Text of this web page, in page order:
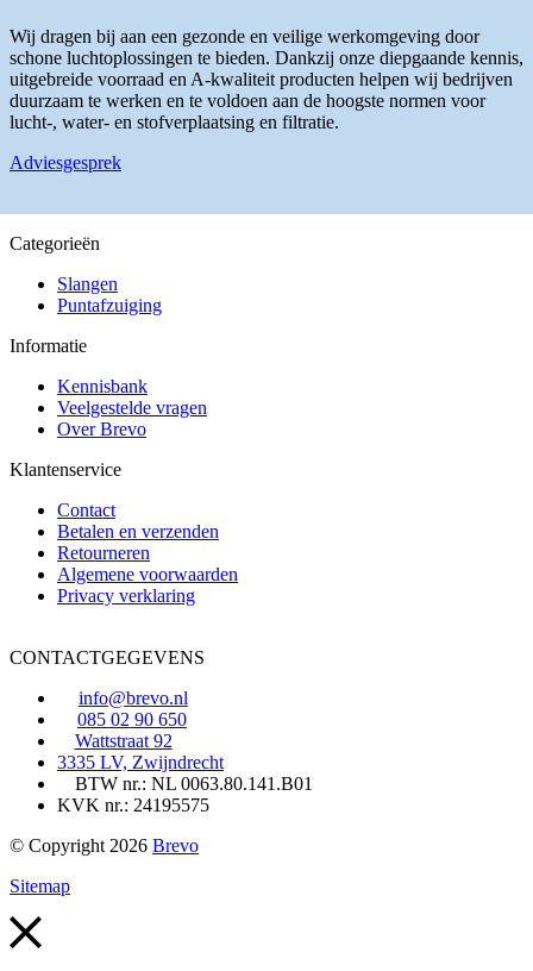
productpaginaoptie
kan
gekozen
worden
Wij dragen bij aan een gezonde en veilige werkomgeving door
schone luchtoplossingen te bieden. Dankzij onze diepgaande kennis,
uitgebreide voorraad en A-kwaliteit producten helpen wij bedrijven
duurzaam te werken en te voldoen aan de hoogste normen voor
lucht-, water- en stofverplaatsing en filtratie.
Adviesgesprek
Categorieën
Slangen
Puntafzuiging
Informatie
Kennisbank
Veelgestelde vragen
Over Brevo
Klantenservice
Contact
Betalen en verzenden
Retourneren
Algemene voorwaarden
Privacy verklaring
CONTACTGEGEVENS
info@brevo.nl
085 02 90 650
Wattstraat 92
3335 LV, Zwijndrecht
BTW nr.: NL 0063.80.141.B01
KVK nr.: 24195575
© Copyright 2026 Brevo
Sitemap